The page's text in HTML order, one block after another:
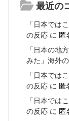
最近の
「日本では
の反応 に匿
「日本の地
みた」海外
「日本では
の反応 に匿
「日本では
の反応 に匿